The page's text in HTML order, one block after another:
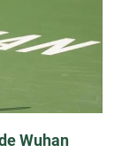
Wuhan